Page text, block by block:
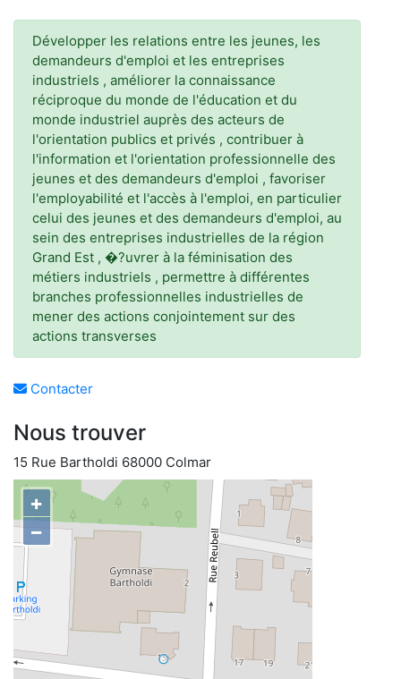
Développer les relations entre les jeunes, les
demandeurs d'emploi et les entreprises
industriels , améliorer la connaissance
réciproque du monde de l'éducation et du
monde industriel auprès des acteurs de
l'orientation publics et privés , contribuer à
l'information et l'orientation professionnelle des
jeunes et des demandeurs d'emploi , favoriser
l'employabilité et l'accès à l'emploi, en particulier
celui des jeunes et des demandeurs d'emploi, au
sein des entreprises industrielles de la région
Grand Est , �?uvrer à la féminisation des
métiers industriels , permettre à différentes
branches professionnelles industrielles de
mener des actions conjointement sur des
actions transverses
Contacter
Nous trouver
15 Rue Bartholdi 68000 Colmar
+
−